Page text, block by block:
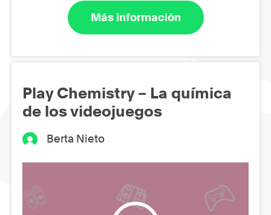
Más información
Play Chemistry – La química
de los videojuegos
Berta Nieto